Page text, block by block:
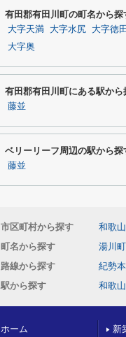
有田郡有田川町の町名から探
大字天満 大字水尻 大字徳田
大字奥
有田郡有田川町にある駅から
藤並
ベリーリーフ周辺の駅から探
藤並
市区町村から探す 和歌
町名から探す
湯川
路線から探す
紀勢
駅から探す
和歌山
ホーム 新